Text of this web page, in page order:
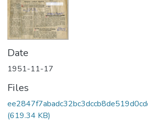
Date
1951-11-17
Files
(619.34 KB)